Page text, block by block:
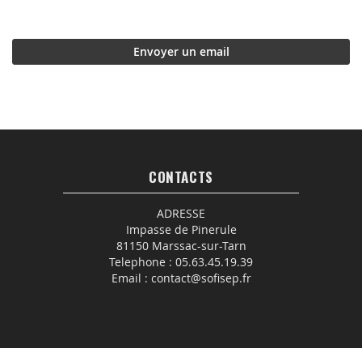
Envoyer un email
CONTACTS
ADRESSE
Impasse de Pinerule
81150 Marssac-sur-Tarn
Telephone : 05.63.45.19.39
Email : contact@sofisep.fr